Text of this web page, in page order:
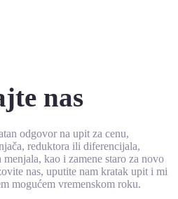
nas
odgovor na upit za cenu,
reduktora ili diferencijala,
kao i zamene staro za novo
nas, uputite nam kratak upit i mi
mogućem vremenskom roku.